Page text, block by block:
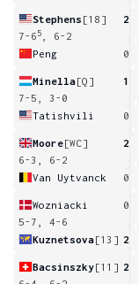
Stephens [18]
2
7-6 5
, 6-2
Peng
0
Minella[Q]
1
7-5, 3-0
Tatishvili
0
Moore[WC]
2
6-3, 6-2
Van Uytvanck
0
Wozniacki
0
5-7, 4-6
Kuznetsova[13] 2
Bacsinszky[11] 2